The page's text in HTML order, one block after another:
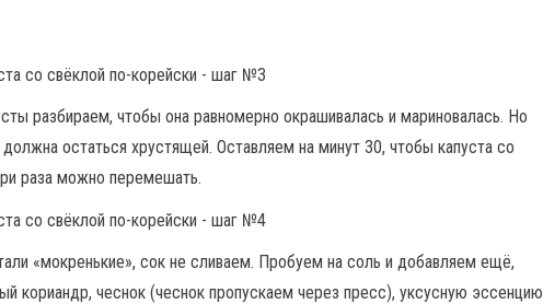
разбираем, чтобы она равномерно окрашивалась и мариновалась. Но
остаться хрустящей. Оставляем на минут 30, чтобы капуста со
раза можно перемешать.
«мокренькие», сок не сливаем. Пробуем на соль и добавляем ещё,
кориандр, чеснок (чеснок пропускаем через пресс), уксусную эссенцию